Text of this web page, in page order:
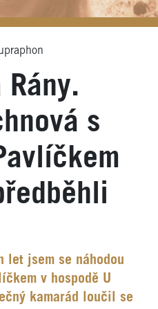
Rány.
s
let jsem se náhodou
v hospodě U
kamarád loučil se